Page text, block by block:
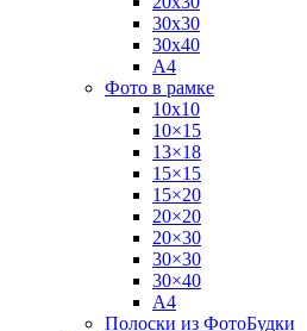
30х30
30х40
А4
Фото в рамке
10х10
10×15
13×18
15×15
15×20
20×20
20×30
30×30
30×40
A4
Полоски из ФотоБудки